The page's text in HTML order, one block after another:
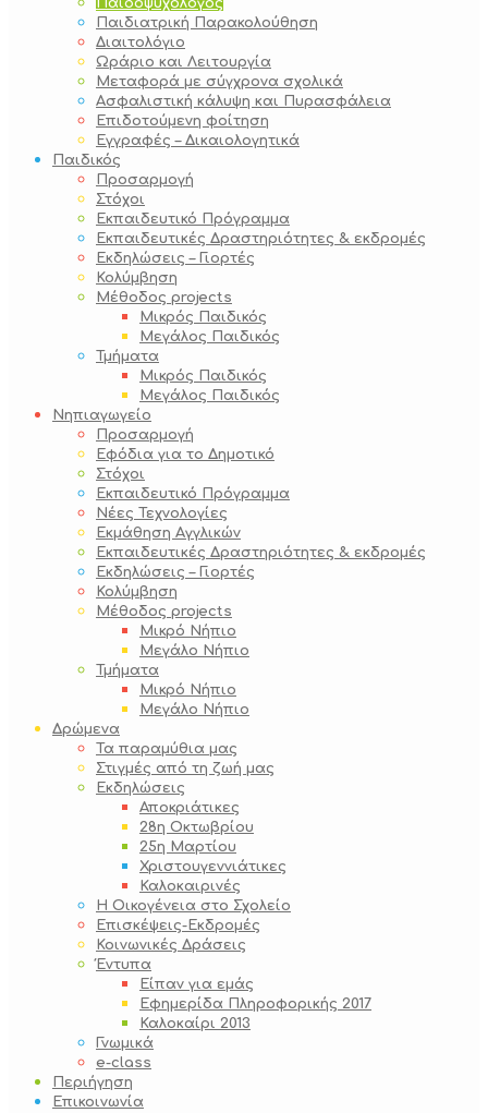
Παιδοψυχολόγος
Παιδιατρική Παρακολούθηση
Διαιτολόγιο
Ωράριο και Λειτουργία
Μεταφορά με σύγχρονα σχολικά
Ασφαλιστική κάλυψη και Πυρασφάλεια
Επιδοτούμενη φοίτηση
Εγγραφές – Δικαιολογητικά
Παιδικός
Προσαρμογή
Στόχοι
Εκπαιδευτικό Πρόγραμμα
Εκπαιδευτικές Δραστηριότητες & εκδρομές
Εκδηλώσεις – Γιορτές
Κολύμβηση
Μέθοδος projects
Μικρός Παιδικός
Μεγάλος Παιδικός
Τμήματα
Μικρός Παιδικός
Μεγάλος Παιδικός
Νηπιαγωγείο
Προσαρμογή
Εφόδια για το Δημοτικό
Στόχοι
Εκπαιδευτικό Πρόγραμμα
Νέες Τεχνολογίες
Εκμάθηση Αγγλικών
Εκπαιδευτικές Δραστηριότητες & εκδρομές
Εκδηλώσεις – Γιορτές
Κολύμβηση
Μέθοδος projects
Μικρό Νήπιο
Μεγάλο Νήπιο
Τμήματα
Μικρό Νήπιο
Μεγάλο Νήπιο
Δρώμενα
Τα παραμύθια μας
Στιγμές από τη ζωή μας
Εκδηλώσεις
Αποκριάτικες
28η Οκτωβρίου
25η Μαρτίου
Χριστουγεννιάτικες
Καλοκαιρινές
Η Οικογένεια στο Σχολείο
Επισκέψεις-Εκδρομές
Κοινωνικές Δράσεις
Έντυπα
Είπαν για εμάς
Εφημερίδα Πληροφορικής 2017
Καλοκαίρι 2013
Γνωμικά
e-class
Περιήγηση
Επικοινωνία